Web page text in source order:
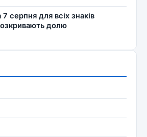
серпня для всіх знаків
долю